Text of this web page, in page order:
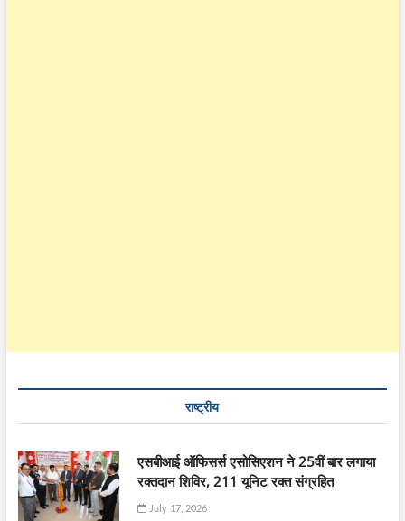
राष्ट्रीय
एसबीआई ऑफिसर्स एसोसिएशन ने 25वीं बार लगाया
रक्तदान शिविर, 211 यूनिट रक्त संग्रहित
July 17, 2026